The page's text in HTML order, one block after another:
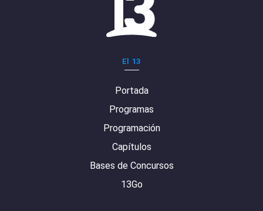
El 13
Portada
Programas
Programación
Capítulos
Bases de Concursos
13Go